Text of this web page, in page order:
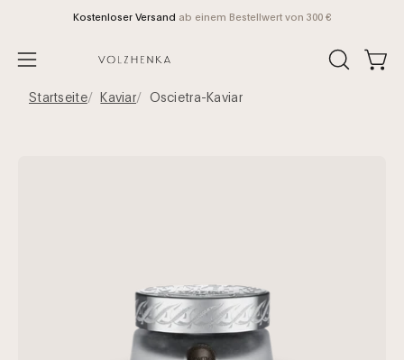
Kostenloser Versand ab einem Bestellwert von 300 €
Navigationsmenü
öffnen
SUCHFELD
Startseite Kaviar Oscietra-Kaviar